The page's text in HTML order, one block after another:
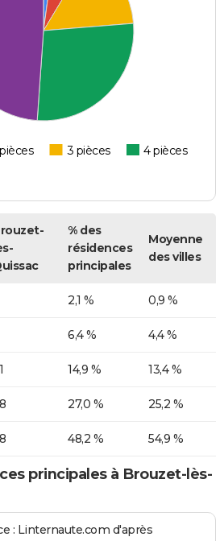
3 pièces
4 pièces
% des
résidences
principales
Moyenne
des villes
2,1 % 0,9 %
6,4 % 4,4 %
14,9 % 13,4 %
27,0 % 25,2 %
48,2 % 54,9 %
principales à Brouzet-lès-
: Linternaute.com d'après